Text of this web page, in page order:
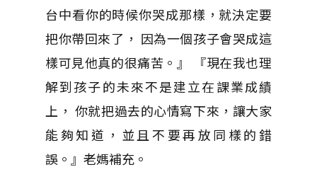
台中看你的時候你哭成那樣，就決定要
把你帶回來了， 因為一個孩子會哭成這
樣可見他真的很痛苦。』 『現在我也理
解到孩子的未來不是建立在課業成績
上， 你就把過去的心情寫下來，讓大家
能夠知道，並且不要再放同樣的錯
誤。』老媽補充。